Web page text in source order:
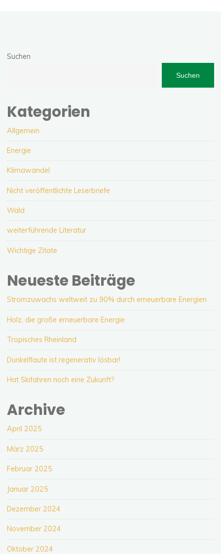
Suchen
Suchen
Kategorien
Allgemein
Energie
Klimawandel
Nicht veröffentlichte Leserbriefe
Wald
weiterführende Literatur
Wichtige Zitate
Neueste Beiträge
Stromzuwachs weltweit zu 90% durch erneuerbare Energien
Holz, die große erneuerbare Energie
Tropisches Rheinland
Dunkelflaute ist regenerativ lösbar!
Hat Skifahren noch eine Zukunft?
Archive
April 2025
März 2025
Februar 2025
Januar 2025
Dezember 2024
November 2024
Oktober 2024